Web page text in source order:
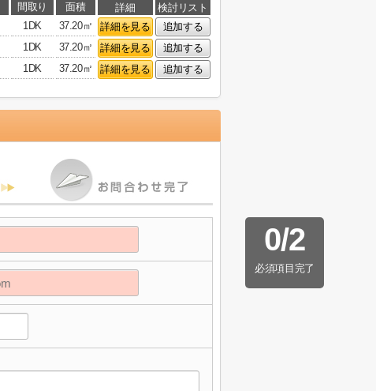
間取り 面積 詳細
検討リスト
1DK 37.20㎡ 詳細を見る
追加する
1DK 37.20㎡ 詳細を見る
追加する
1DK 37.20㎡ 詳細を見る 追加する
0/2
必須項目完了